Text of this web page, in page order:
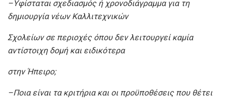
–Υφίσταται σχεδιασμός ή χρονοδιάγραμμα για τη
δημιουργία νέων Καλλιτεχνικών
Σχολείων σε περιοχές όπου δεν λειτουργεί καμία
αντίστοιχη δομή και ειδικότερα
στην Ήπειρο;
–Ποια είναι τα κριτήρια και οι προϋποθέσεις που θέτει